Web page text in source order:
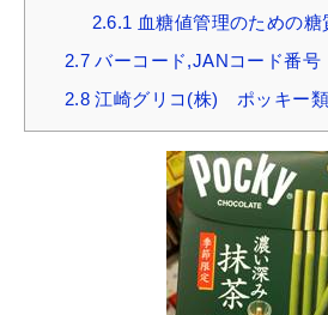
2.6.1 血糖値管理のための糖
2.7 バーコード,JANコード番号
2.8 江崎グリコ(株) ポッキー